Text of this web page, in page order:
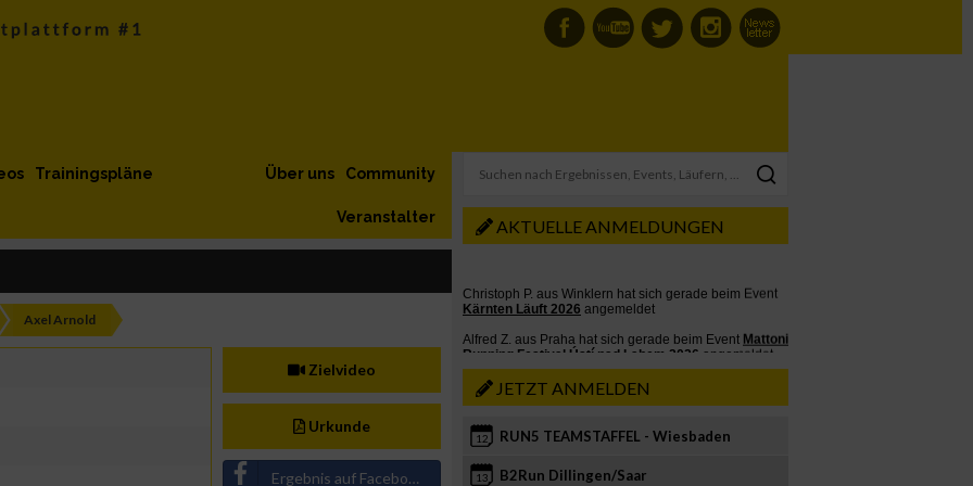
Trainingspläne Community
Über uns
Veranstalter
Axel Arnold
Zielvideo
Urkunde
Ergebnis auf Facebook teilen
AKTUELLE ANMELDUNGEN
JETZT ANMELDEN
12 RUN5 TEAMSTAFFEL - Wiesbaden
13 B2Run Dillingen/Saar